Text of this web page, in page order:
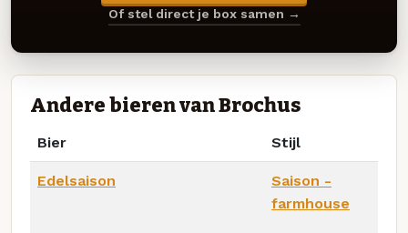
Of stel direct je box samen →
Andere bieren van Brochus
Bier Stijl
Edelsaison
Saison -
farmhouse